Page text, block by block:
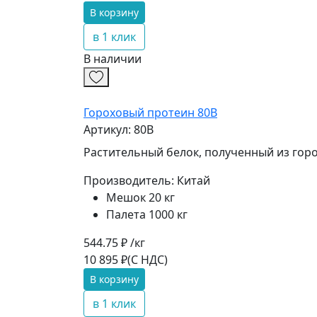
В корзину
в 1 клик
В наличии
Гороховый протеин 80B
Артикул: 80B
Растительный белок, полученный из
Производитель: Китай
Мешок 20 кг
Палета 1000 кг
544.75 ₽ /кг
10 895 ₽(С НДС)
В корзину
в 1 клик